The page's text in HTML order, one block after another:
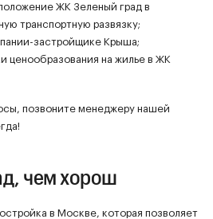
ЖК Зеленый град в
транспортную развязку;
застройщике Крыша;
ценообразования на жилье в ЖК
позвоните менеджеру нашей
чем хорош
в Москве, которая позволяет